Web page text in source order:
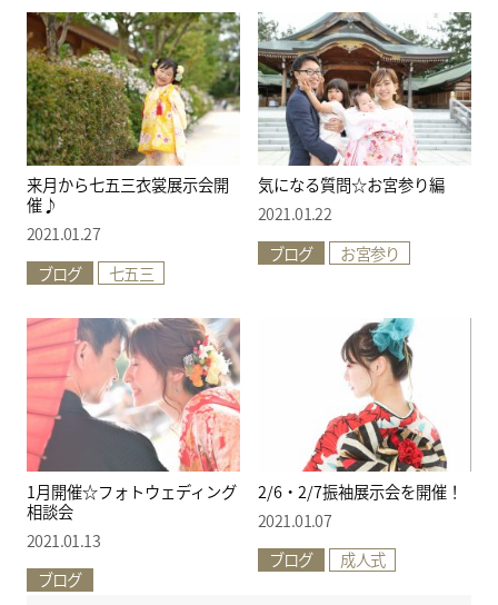
来月から七五三衣裳展示会開
催♪
2021.01.27
ブログ
七五三
気になる質問☆お宮参り編
2021.01.22
ブログ
お宮参り
1月開催☆フォトウェディング
相談会
2021.01.13
ブログ
2/6・2/7振袖展示会を開催！
2021.01.07
ブログ
成人式